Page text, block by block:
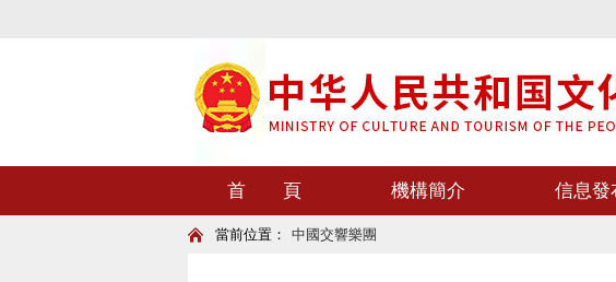
首 頁 機構簡介 信息發
當前位置： 中國交響樂團